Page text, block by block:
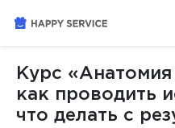
Курс
как проводить
что делать с